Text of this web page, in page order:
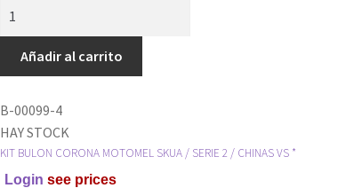
125/
HONDA
STORM
*
BULON
TUERCA
CORONA
110
Añadir al carrito
B-00099-4
HAY STOCK
KIT BULON CORONA MOTOMEL SKUA / SERIE 2 / CHINAS VS *
Login see prices